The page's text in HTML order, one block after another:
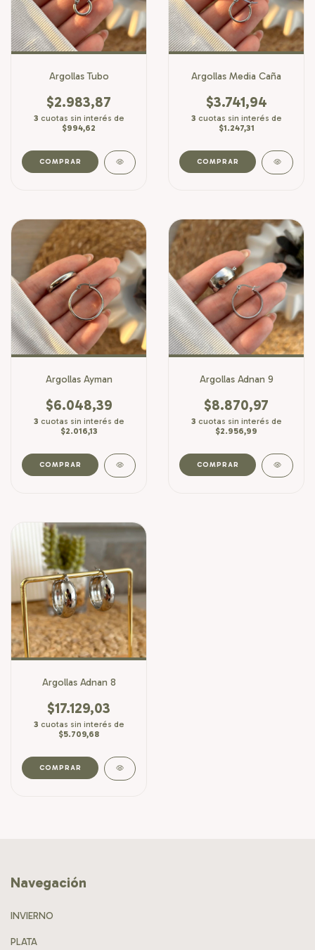
Argollas Tubo
$2.983,87
3 cuotas sin interés de
$994,62
COMPRAR
Argollas Media Caña
$3.741,94
3 cuotas sin interés de
$1.247,31
COMPRAR
Argollas Ayman
$6.048,39
3 cuotas sin interés de
$2.016,13
COMPRAR
Argollas Adnan 9
$8.870,97
3 cuotas sin interés de
$2.956,99
COMPRAR
Argollas Adnan 8
$17.129,03
3 cuotas sin interés de
$5.709,68
COMPRAR
Navegación
INVIERNO
PLATA